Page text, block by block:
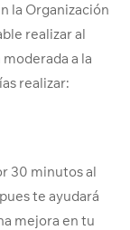
la Organización
realizar al
a la
realizar:
30 minutos al
te ayudará
mejora en tu